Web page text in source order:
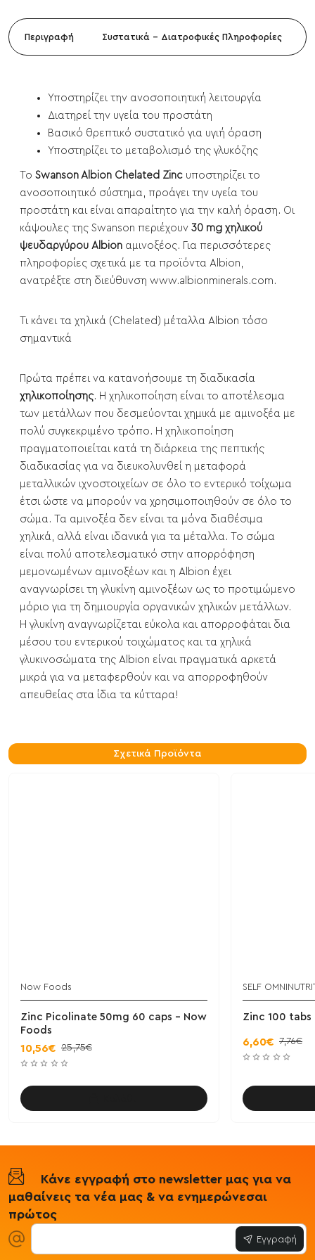
Περιγραφή Συστατικά - Διατροφικές Πληροφορίες
Υποστηρίζει την ανοσοποιητική λειτουργία
Διατηρεί την υγεία του προστάτη
Βασικό θρεπτικό συστατικό για υγιή όραση
Υποστηρίζει το μεταβολισμό της γλυκόζης
Το Swanson Albion Chelated Zinc υποστηρίζει το
ανοσοποιητικό σύστημα, προάγει την υγεία του
προστάτη και είναι απαραίτητο για την καλή όραση. Οι
κάψουλες της Swanson περιέχουν 30 mg χηλικού
ψευδαργύρου Albion αμινοξέος. Για περισσότερες
πληροφορίες σχετικά με τα προϊόντα Albion,
ανατρέξτε στη διεύθυνση www.albionminerals.com.
Τι κάνει τα χηλικά (Chelated) μέταλλα Albion τόσο
σημαντικά
Πρώτα πρέπει να κατανοήσουμε τη διαδικασία
χηλικοποίησης. Η χηλικοποίηση είναι το αποτέλεσμα
των μετάλλων που δεσμεύονται χημικά με αμινοξέα με
πολύ συγκεκριμένο τρόπο. Η χηλικοποίηση
πραγματοποιείται κατά τη διάρκεια της πεπτικής
διαδικασίας για να διευκολυνθεί η μεταφορά
μεταλλικών ιχνοστοιχείων σε όλο το εντερικό τοίχωμα
έτσι ώστε να μπορούν να χρησιμοποιηθούν σε όλο το
σώμα. Τα αμινοξέα δεν είναι τα μόνα διαθέσιμα
χηλικά, αλλά είναι ιδανικά για τα μέταλλα. Το σώμα
είναι πολύ αποτελεσματικό στην απορρόφηση
μεμονωμένων αμινοξέων και η Albion έχει
αναγνωρίσει τη γλυκίνη αμινοξέων ως το προτιμώμενο
μόριο για τη δημιουργία οργανικών χηλικών μετάλλων.
Η γλυκίνη αναγνωρίζεται εύκολα και απορροφάται δια
μέσου του εντερικού τοιχώματος και τα χηλικά
γλυκινοσώματα της Albion είναι πραγματικά αρκετά
μικρά για να μεταφερθούν και να απορροφηθούν
απευθείας στα ίδια τα κύτταρα!
Σχετικά Προϊόντα
Now Foods
Zinc Picolinate 50mg 60 caps - Now
Foods
10,56€ 25,75€
SELF
Zinc 100
6,60€ 7,76€
Κάνε εγγραφή στο newsletter μας για να
μαθαίνεις τα νέα μας & να ενημερώνεσαι
πρώτος
Εγγραφή